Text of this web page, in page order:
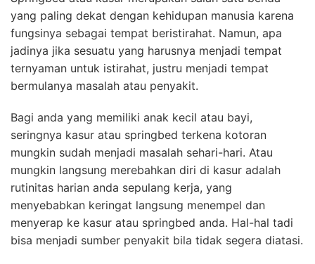
yang paling dekat dengan kehidupan manusia karena
fungsinya sebagai tempat beristirahat. Namun, apa
jadinya jika sesuatu yang harusnya menjadi tempat
ternyaman untuk istirahat, justru menjadi tempat
bermulanya masalah atau penyakit.
Bagi anda yang memiliki anak kecil atau bayi,
seringnya kasur atau springbed terkena kotoran
mungkin sudah menjadi masalah sehari-hari. Atau
mungkin langsung merebahkan diri di kasur adalah
rutinitas harian anda sepulang kerja, yang
menyebabkan keringat langsung menempel dan
menyerap ke kasur atau springbed anda. Hal-hal tadi
bisa menjadi sumber penyakit bila tidak segera diatasi.